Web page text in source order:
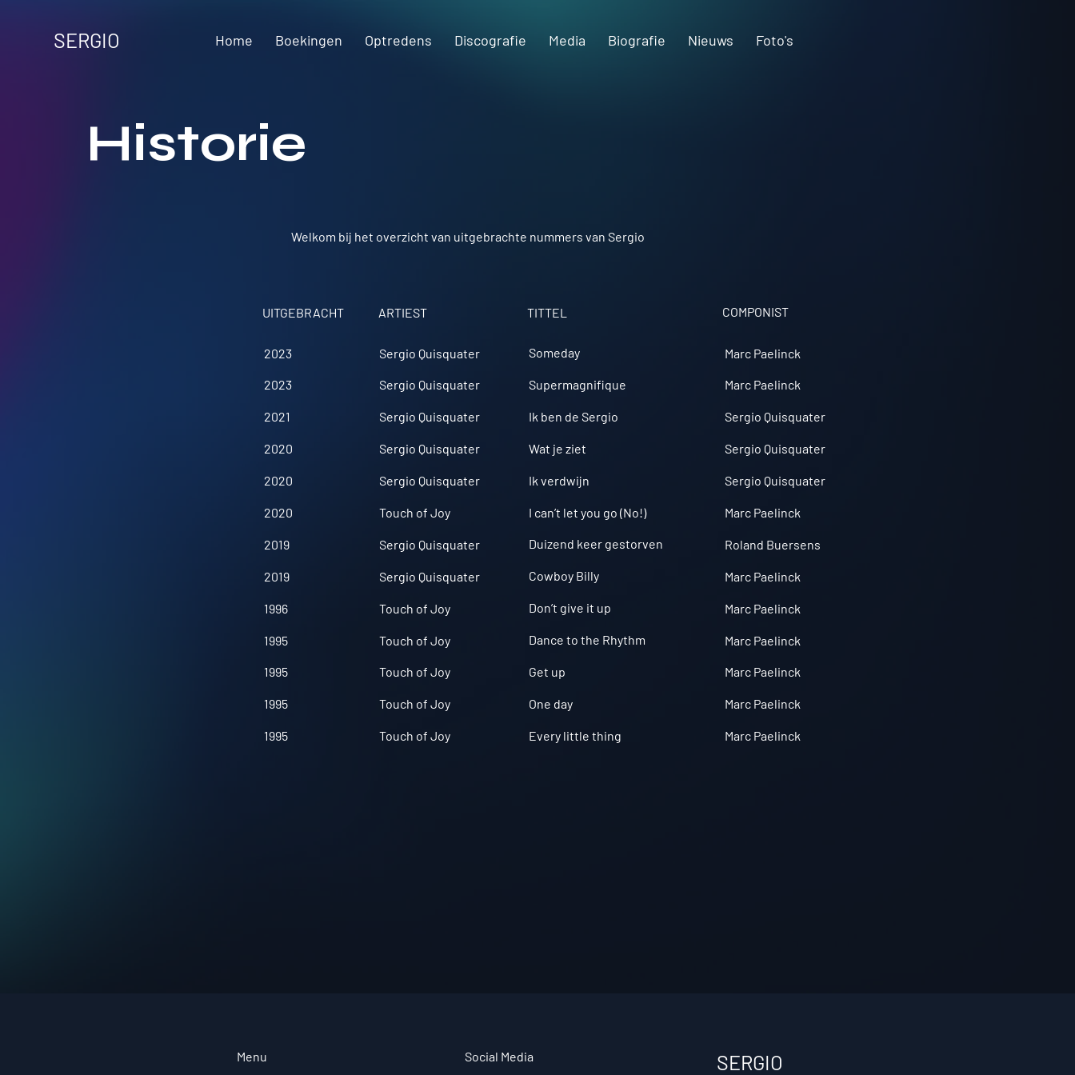
SERGIO Home Boekingen Optredens Discografie Media Biografie Nieuws Foto's
Historie
COMPONIST
TITTEL
ARTIEST
UITGEBRACHT
Marc Paelinck
Someday
Sergio Quisquater
2023
Marc Paelinck
Supermagnifique
Sergio Quisquater
2023
Sergio Quisquater
Ik ben de Sergio
Sergio Quisquater
2021
Sergio Quisquater
Wat je ziet
Sergio Quisquater
2020
Sergio Quisquater
Ik verdwijn
Sergio Quisquater
2020
Marc Paelinck
I can’t let you go (No!)
Touch of Joy
2020
Roland Buersens
Duizend keer gestorven
Sergio Quisquater
2019
Marc Paelinck
Cowboy Billy
Sergio Quisquater
2019
Marc Paelinck
Don’t give it up
Touch of Joy
1996
Marc Paelinck
Dance to the Rhythm
Touch of Joy
1995
Marc Paelinck
Get up
Touch of Joy
1995
Marc Paelinck
One day
Touch of Joy
1995
Marc Paelinck
Every little thing
Touch of Joy
1995
Welkom bij het overzicht van uitgebrachte nummers van Sergio
Menu Social Media SERGIO